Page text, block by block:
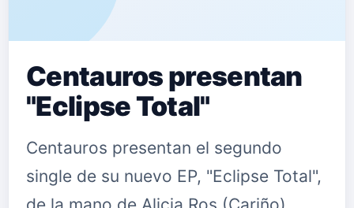
Centauros presentan
"Eclipse Total"
Centauros presentan el segundo
single de su nuevo EP, "Eclipse Total",